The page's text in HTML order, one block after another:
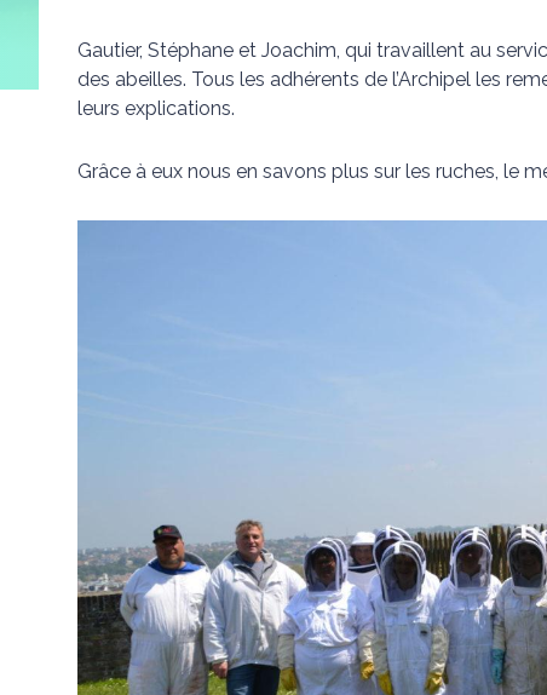
Gautier, Stéphane et Joachim, qui travaillent au
des abeilles. Tous les adhérents de l’Archipel les
leurs explications.
Grâce à eux nous en savons plus sur les ruches, le